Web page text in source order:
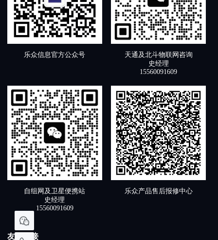
乐众信息官方公众号
天通及北斗物联网咨询
史经理
15560091609
自组网及卫星便携站
史经理
15560091609
乐众产品售后报修中心
友情链接